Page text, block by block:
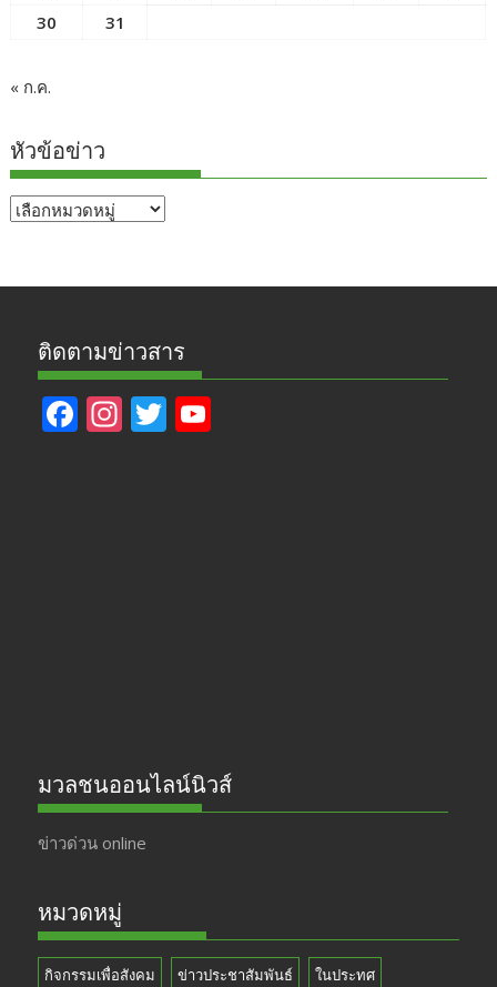
30
31
« ก.ค.
หัวข้อข่าว
หัวข้อ
ติดตามข่าวสาร
F In T
มวลชนออนไลน์นิวส์
ข่าวด่วน online
หมวดหมู่
กิจกรรมเพื่อสังคม ข่าวประชาสัมพันธ์ ในประทศ